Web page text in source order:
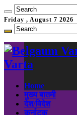
Friday , August 7 2026
Varta
Home
मुख्य बातमी
देश/विदेश
कर्नाटक